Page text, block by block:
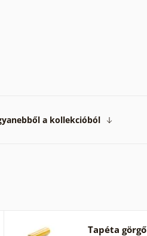
a kollekcióból
Tapéta görgő